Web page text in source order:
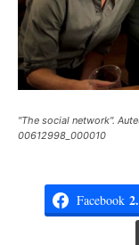
"The social network".
00612998_000010
Facebook